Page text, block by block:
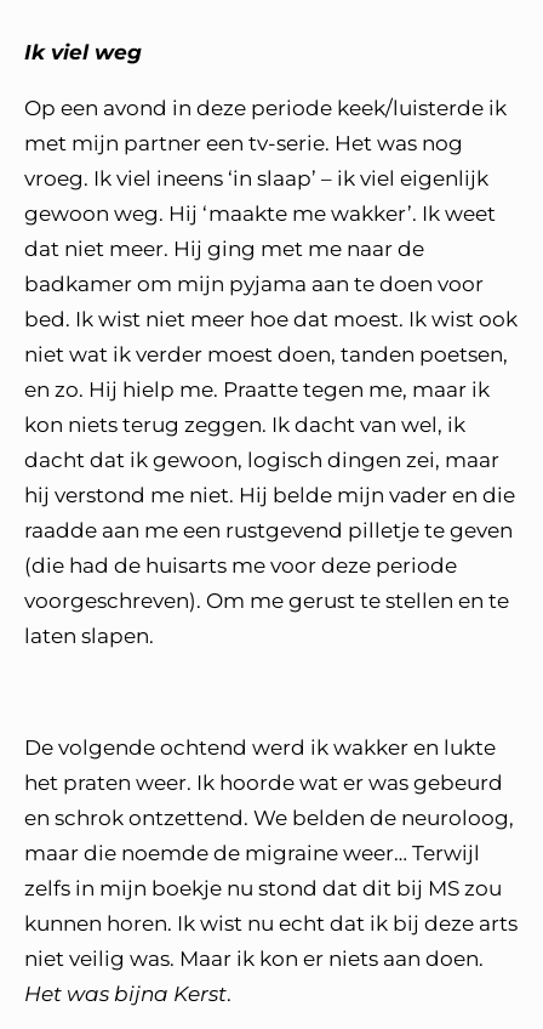
Ik viel weg
Op een avond in deze periode keek/luisterde ik
met mijn partner een tv-serie. Het was nog
vroeg. Ik viel ineens ‘in slaap’ – ik viel eigenlijk
gewoon weg. Hij ‘maakte me wakker’. Ik weet
dat niet meer. Hij ging met me naar de
badkamer om mijn pyjama aan te doen voor
bed. Ik wist niet meer hoe dat moest. Ik wist ook
niet wat ik verder moest doen, tanden poetsen,
en zo. Hij hielp me. Praatte tegen me, maar ik
kon niets terug zeggen. Ik dacht van wel, ik
dacht dat ik gewoon, logisch dingen zei, maar
hij verstond me niet. Hij belde mijn vader en die
raadde aan me een rustgevend pilletje te geven
(die had de huisarts me voor deze periode
voorgeschreven). Om me gerust te stellen en te
laten slapen.
De volgende ochtend werd ik wakker en lukte
het praten weer. Ik hoorde wat er was gebeurd
en schrok ontzettend. We belden de neuroloog,
maar die noemde de migraine weer… Terwijl
zelfs in mijn boekje nu stond dat dit bij MS zou
kunnen horen. Ik wist nu echt dat ik bij deze arts
niet veilig was. Maar ik kon er niets aan doen.
Het was bijna Kerst.